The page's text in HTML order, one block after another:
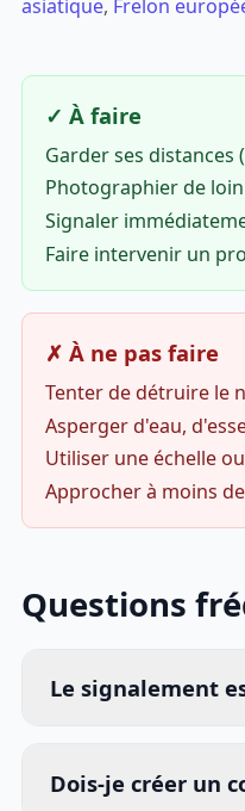
asiatique, Frelon
✓ À faire
Garder ses distances
Photographier de
Signaler
Faire intervenir un
✗ À ne pas faire
Tenter de détruire le
Asperger d'eau,
Utiliser une échelle
Approcher à moins
Questions
Le signalement
Dois-je créer un